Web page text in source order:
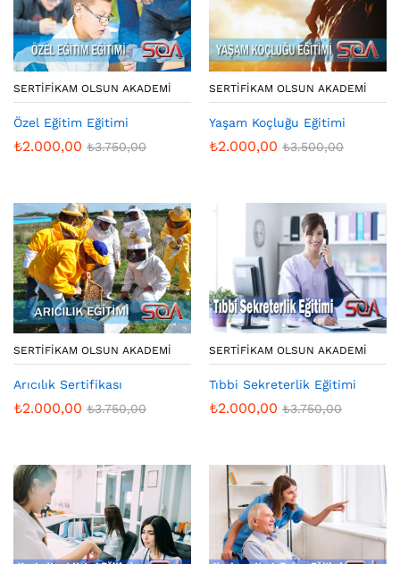
SERTIFIKAM OLSUN AKADEMI
Özel Eğitim Eğitimi
₺2.000,00 ₺3.750,00
SERTIFIKAM OLSUN AKADEMI
Yaşam Koçluğu Eğitimi
₺2.000,00 ₺3.500,00
SERTIFIKAM OLSUN AKADEMI
Arıcılık Sertifikası
₺2.000,00 ₺3.750,00
SERTIFIKAM OLSUN AKADEMI
Tıbbi Sekreterlik Eğitimi
₺2.000,00 ₺3.750,00